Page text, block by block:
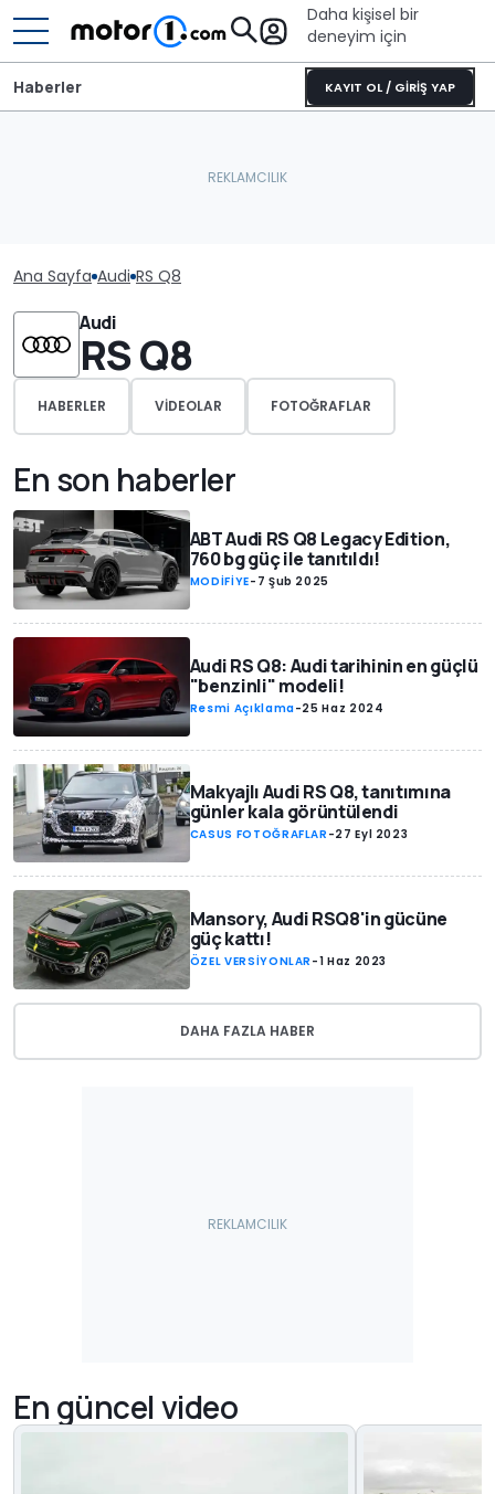
Daha kişisel bir
deneyim için
KAYIT OL / GİRİŞ YAP
Haberler
Ana Sayfa Audi RS Q8
Audi
RS Q8
HABERLER VIDEOLAR FOTOĞRAFLAR
En son haberler
ABT Audi RS Q8 Legacy Edition,
760 bg güç ile tanıtıldı!
MODİFİYE- 7 Şub 2025
Audi RS Q8: Audi tarihinin en güçlü
"benzinli" modeli!
Resmi Açıklama-25 Haz 2024
Makyajlı Audi RS Q8, tanıtımına
günler kala görüntülendi
CASUS FOTOĞRAFLAR -27 Eyl 2023
Mansory, Audi RSQ8'in gücüne
güç kattı!
ÖZEL VERSİYONLAR -1 Haz 2023
DAHA FAZLA HABER
En güncel video